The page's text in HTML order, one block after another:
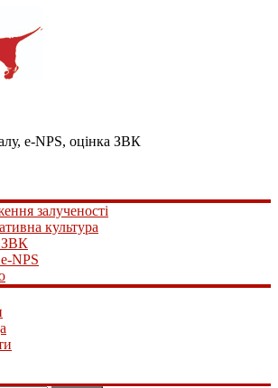
e-NPS, оцінка ЗВК
залученості
культура
ЗВК
NPS